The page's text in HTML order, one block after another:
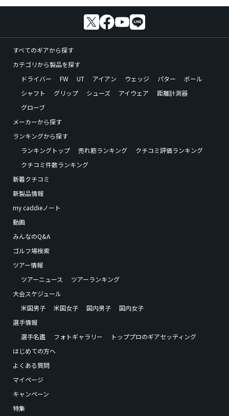
すべてのギアから探す
カテゴリから製品を探す
ドライバー
FW UT アイアン ウェッジ パター
ボール
シャフト
グリップ シューズ アイウェア
距離計測器
グローブ
メーカーから探す
ランキングから探す
ランキングトップ
売れ筋ランキング
クチコミ評価ランキング
クチコミ件数ランキング
新着クチコミ
新製品情報
my caddieノート
動画
みんなのQ&A
ゴルフ場検索
ツアー情報
ツアーニュース
ツアーランキング
大会スケジュール
米国男子
米国女子 国内男子
国内女子
選手情報
選手名鑑
フォトギャラリー
トッププロのギアセッティング
はじめての方へ
よくある質問
マイページ
キャンペーン
特集